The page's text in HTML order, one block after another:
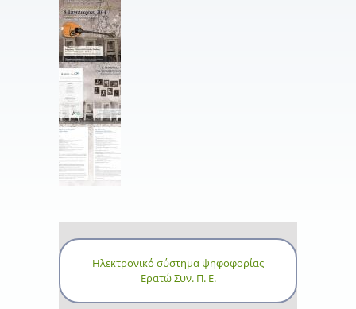
Ηλεκτρονικό σύστημα ψηφοφορίας
Ερατώ Συν. Π. Ε.